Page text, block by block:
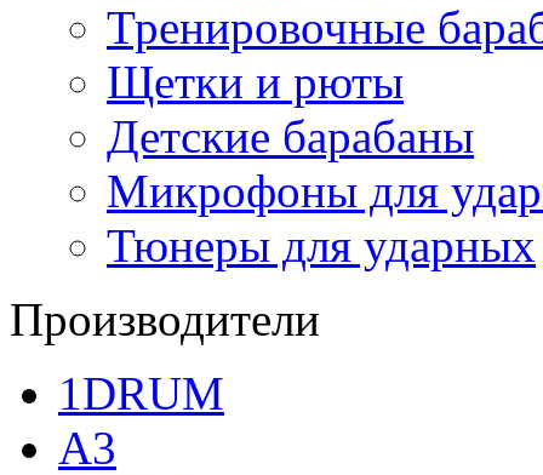
Тренировочные
Щетки и рюты
Детские барабаны
Микрофоны для
Тюнеры для ударных
Производители
1DRUM
A3